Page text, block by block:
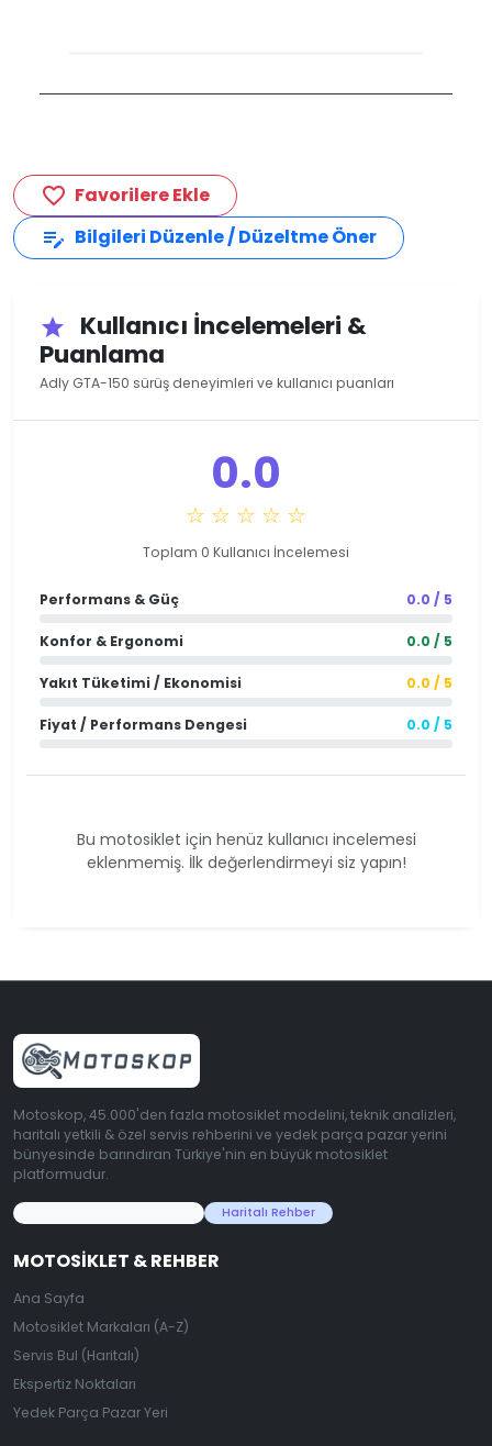
favorite_border Favorilere Ekle
edit_note Bilgileri Düzenle / Düzeltme Öner
star
Kullanıcı İncelemeleri &
Puanlama
Adly GTA-150 sürüş deneyimleri ve kullanıcı puanları
0.0
☆ ☆ ☆ ☆ ☆
Toplam 0 Kullanıcı İncelemesi
Performans & Güç 0.0 / 5
Konfor & Ergonomi 0.0 / 5
Yakıt Tüketimi / Ekonomisi 0.0 / 5
Fiyat / Performans Dengesi 0.0 / 5
Bu motosiklet için henüz kullanıcı incelemesi
eklenmemiş. İlk değerlendirmeyi siz yapın!
Motoskop, 45.000'den fazla motosiklet modelini, teknik analizleri,
haritalı yetkili & özel servis rehberini ve yedek parça pazar yerini
bünyesinde barındıran Türkiye'nin en büyük motosiklet
platformudur.
Haritalı Rehber
MOTOSIKLET & REHBER
Ana Sayfa
Motosiklet Markaları (A-Z)
Servis Bul (Haritalı)
Ekspertiz Noktaları
Yedek Parça Pazar Yeri